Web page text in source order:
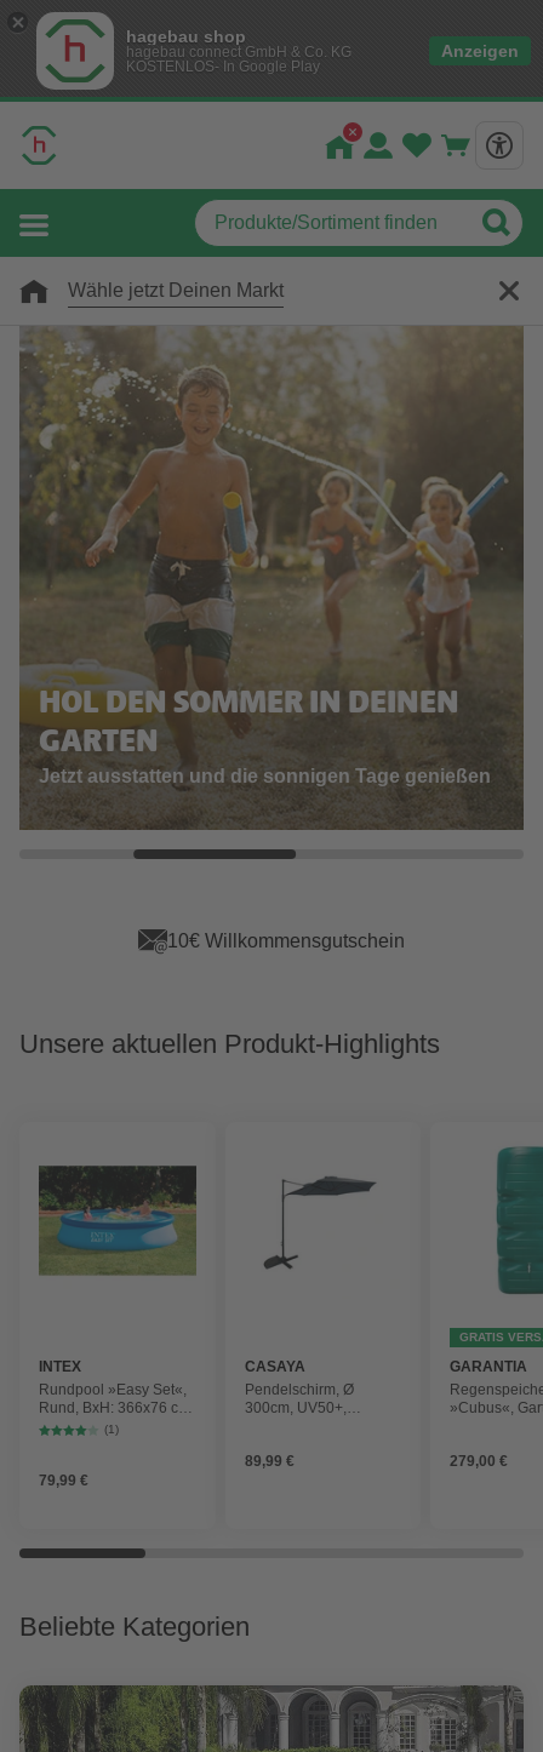
hagebau shop
hagebau connect GmbH & Co. KG
KOSTENLOS- In Google Play
Anzeigen
Wähle jetzt Deinen Markt
HOL DEN SOMMER IN DEINEN
GARTEN
Jetzt ausstatten und die sonnigen Tage genießen
10€ Willkommensgutschein
Unsere aktuellen Produkt-Highlights
INTEX
Rundpool »Easy Set«,
Rund, BxH: 366x76 cm,
blau
(1)
79,99 €
CASAYA
Pendelschirm, Ø
300cm, UV50+,
89,99 €
GRATIS
GARANTIA
»Cubus«,
279,00 €
Beliebte Kategorien